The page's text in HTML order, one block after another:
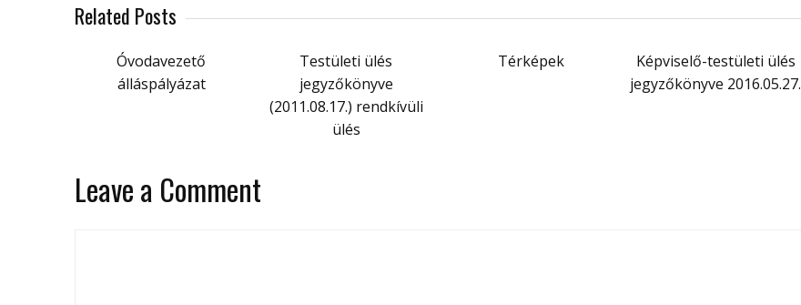
Related Posts
Óvodavezető
álláspályázat
Testületi ülés
jegyzőkönyve
(2011.08.17.) rendkívüli
ülés
Térképek
Képviselő-testületi ülés
jegyzőkönyve 2016.05.27.
Leave a Comment